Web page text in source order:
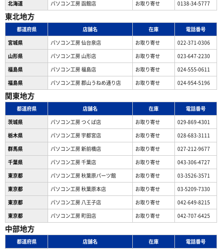
北海道
パソコン工房 函館店 お取り寄せ 0138-34-5777
東北地方
都道府県 店舗名 在庫
電話番号
宮城県
パソコン工房 仙台泉店 お取り寄せ
022-371-0306
山形県
パソコン工房 山形店 お取り寄せ
023-647-2230
福島県
パソコン工房 福島店 お取り寄せ
024-555-0611
福島県
パソコン工房 郡山うねめ通り店 お取り寄せ 024-954-5196
関東地方
都道府県 店舗名 在庫
電話番号
茨城県
パソコン工房 つくば店 お取り寄せ
029-869-4301
栃木県
パソコン工房 宇都宮店 お取り寄せ
028-683-3111
群馬県
パソコン工房 新前橋店 お取り寄せ
027-212-9677
千葉県
パソコン工房 千葉店 お取り寄せ
043-306-4727
東京都
パソコン工房 秋葉原パーツ館 お取り寄せ
03-3526-3571
東京都
パソコン工房 秋葉原本店 お取り寄せ
03-5209-7330
東京都
パソコン工房 八王子店 お取り寄せ
042-649-8215
東京都
パソコン工房 町田店 お取り寄せ 042-707-6425
中部地方
都道府県 店舗名 在庫
電話番号